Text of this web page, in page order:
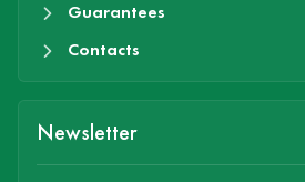
Guarantees
Contacts
Newsletter